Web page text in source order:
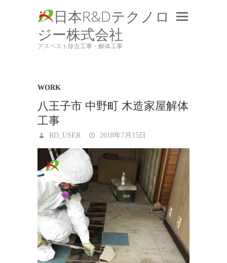
日本R&Dテクノロ
ジー株式会社
アスベスト除去工事・解体工事
WORK
八王子市 中野町 木造家屋解体
工事
RD_USER 2018年7月15日